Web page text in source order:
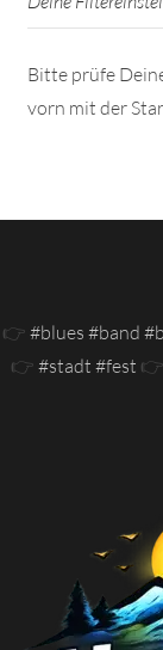
Bitte prüfe
vorn mit der
👉 #blues #band
👉 #stadt #fest 👉